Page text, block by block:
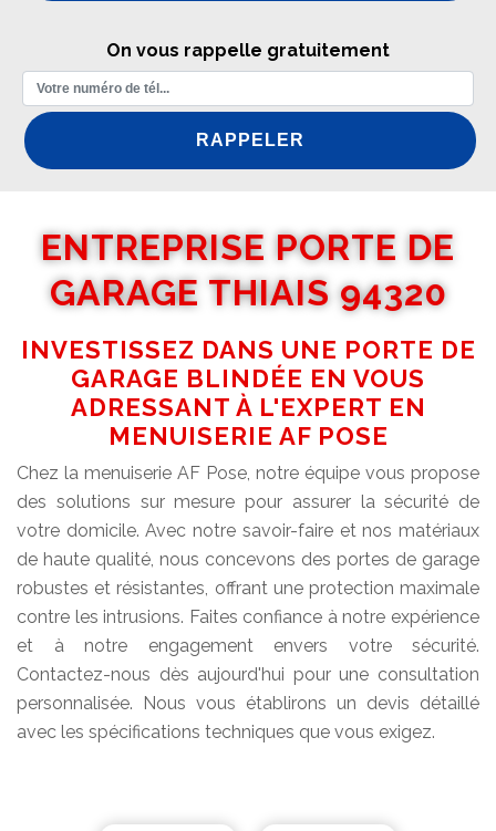
On vous rappelle gratuitement
ENTREPRISE PORTE DE
GARAGE THIAIS 94320
INVESTISSEZ DANS UNE PORTE DE
GARAGE BLINDÉE EN VOUS
ADRESSANT À L'EXPERT EN
MENUISERIE AF POSE
Chez la menuiserie AF Pose, notre équipe vous propose
des solutions sur mesure pour assurer la sécurité de
votre domicile. Avec notre savoir-faire et nos matériaux
de haute qualité, nous concevons des portes de garage
robustes et résistantes, offrant une protection maximale
contre les intrusions. Faites confiance à notre expérience
et à notre engagement envers votre sécurité.
Contactez-nous dès aujourd'hui pour une consultation
personnalisée. Nous vous établirons un devis détaillé
avec les spécifications techniques que vous exigez.